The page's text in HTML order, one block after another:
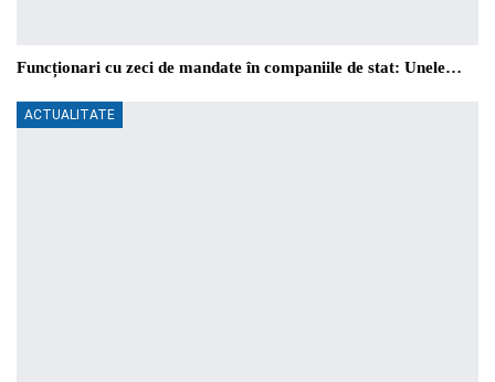
Funcționari cu zeci de mandate în companiile de stat: Unele…
ACTUALITATE